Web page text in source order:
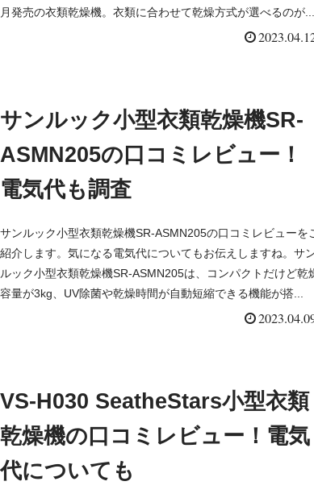
月発売の衣類乾燥機。衣類に合わせて乾燥方式が選べるのが...
サンルック小型衣類乾燥機SR-
ASMN205の口コミレビュー！
電気代も調査
サンルック小型衣類乾燥機SR-ASMN205の口コミレビューを
紹介します。気になる電気代についてもお伝えしますね。サ
ルック小型衣類乾燥機SR-ASMN205は、コンパクトだけど乾
容量が3kg、UV除菌や乾燥時間が自動短縮できる機能が搭...
VS-H030 SeatheStars小型衣類
乾燥機の口コミレビュー！電気
代についても